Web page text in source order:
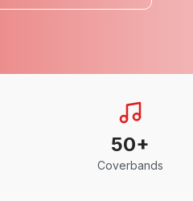
50+
Coverbands